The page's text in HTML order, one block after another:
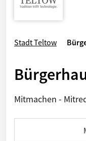
Stadt Teltow
Mitmachen -